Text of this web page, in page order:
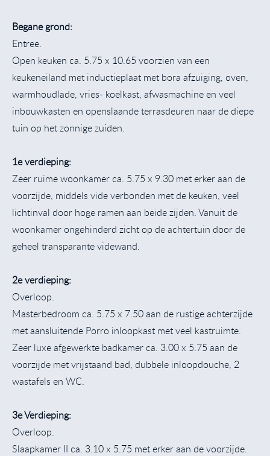
Begane grond:
Entree.
Open keuken ca. 5.75 x 10.65 voorzien van een
keukeneiland met inductieplaat met bora afzuiging, oven,
warmhoudlade, vries- koelkast, afwasmachine en veel
inbouwkasten en openslaande terrasdeuren naar de diepe
tuin op het zonnige zuiden.
1e verdieping:
Zeer ruime woonkamer ca. 5.75 x 9.30 met erker aan de
voorzijde, middels vide verbonden met de keuken, veel
lichtinval door hoge ramen aan beide zijden. Vanuit de
woonkamer ongehinderd zicht op de achtertuin door de
geheel transparante videwand.
2e verdieping:
Overloop.
Masterbedroom ca. 5.75 x 7.50 aan de rustige achterzijde
met aansluitende Porro inloopkast met veel kastruimte.
Zeer luxe afgewerkte badkamer ca. 3.00 x 5.75 aan de
voorzijde met vrijstaand bad, dubbele inloopdouche, 2
wastafels en WC.
3e Verdieping:
Overloop.
Slaapkamer II ca. 3.10 x 5.75 met erker aan de voorzijde.